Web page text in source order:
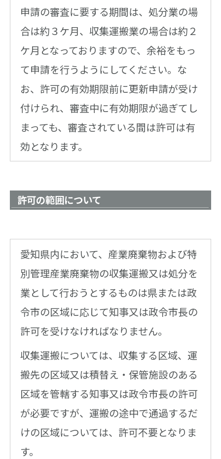
申請の審査に要する期間は、処分業の場
合は約３ケ月、収集運搬業の場合は約２
ケ月となっておりますので、余裕をもっ
て申請を行うようにしてください。な
お、許可の有効期限前に更新申請が受け
付けられ、審査中に有効期限が過ぎてし
まっても、審査されている間は許可は有
効となります。
許可の範囲について
愛知県内において、産業廃棄物および特
別管理産業廃棄物の収集運搬又は処分を
業として行おうとするものは県または政
令市の区域に応じて知事又は政令市長の
許可を受けなければなりません。
収集運搬については、収集する区域、運
搬先の区域又は積替え・保管施設のある
区域を管轄する知事又は政令市長の許可
が必要ですが、運搬の途中で通過するだ
けの区域については、許可不要となりま
す。